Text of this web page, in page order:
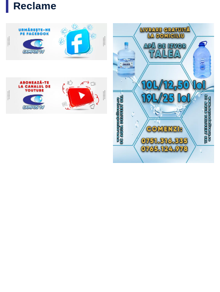
Reclame